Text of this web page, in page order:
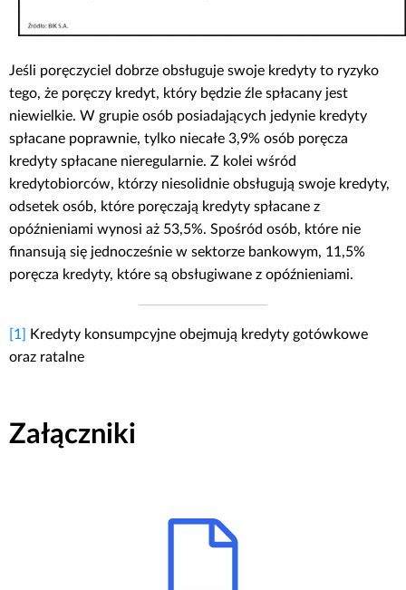
Jeśli poręczyciel dobrze obsługuje swoje kredyty to ryzyko
tego, że poręczy kredyt, który będzie źle spłacany jest
niewielkie. W grupie osób posiadających jedynie kredyty
spłacane poprawnie, tylko niecałe 3,9% osób poręcza
kredyty spłacane nieregularnie. Z kolei wśród
kredytobiorców, którzy niesolidnie obsługują swoje kredyty,
odsetek osób, które poręczają kredyty spłacane z
opóźnieniami wynosi aż 53,5%. Spośród osób, które nie
finansują się jednocześnie w sektorze bankowym, 11,5%
poręcza kredyty, które są obsługiwane z opóźnieniami.
[1]
Kredyty konsumpcyjne obejmują kredyty gotówkowe
oraz ratalne
Załączniki